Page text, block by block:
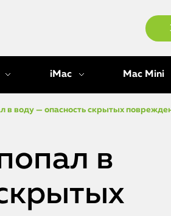
iMac Mac Mini
в воду — опасность скрытых
в